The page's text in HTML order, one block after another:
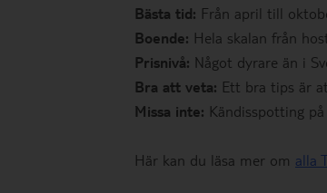
Bästa tid: Från april till
Boende: Hela skalan från
Prisnivå: Något dyrare än i
Bra att veta: Ett bra tips är
Missa inte: Kändisspotting
Här kan du läsa mer om alla